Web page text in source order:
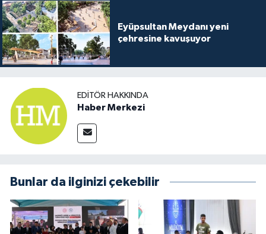
Eyüpsultan Meydanı yeni
çehresine kavuşuyor
EDITÖR HAKKINDA
Haber Merkezi
Bunlar da ilginizi çekebilir